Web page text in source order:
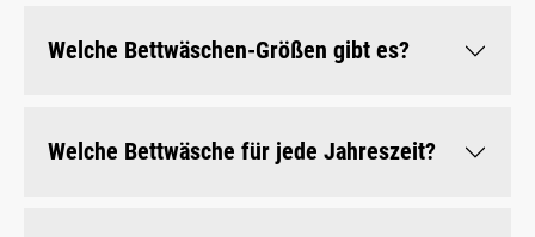
Welche Bettwäschen-Größen gibt es?
Welche Bettwäsche für jede Jahreszeit?